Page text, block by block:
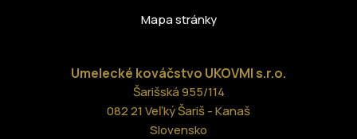
Mapa stránky
Umelecké kováčstvo UKOVMI s.r.o.
Šarišská 955/114
082 21 Veľký Šariš - Kanaš
Slovensko